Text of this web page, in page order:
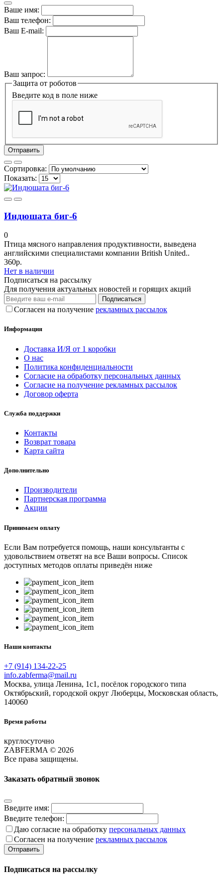
Ваше имя:
Ваш телефон:
Ваш E-mail:
Ваш запрос:
Защита от роботов
Введите код в поле ниже
Отправить
Сортировка:
Показать:
Индюшата биг-6
0
Птица мясного направления продуктивности, выведена
английскими специалистами компании British United..
360р.
Нет в наличии
Подписаться на рассылку
Для получения актуальных новостей и горящих акций
Подписаться
Согласен на получение рекламных рассылок
Информация
Доставка И/Я от 1 коробки
О нас
Политика конфиденциальности
Согласие на обработку персональных данных
Согласие на получение рекламных рассылок
Договор оферта
Служба поддержки
Контакты
Возврат товара
Карта сайта
Дополнительно
Производители
Партнерская программа
Акции
Принимаем оплату
Если Вам потребуется помощь, наши консультанты с
удовольствием ответят на все Ваши вопросы. Список
доступных методов оплаты приведён ниже
Наши контакты
+7 (914) 134-22-25
info.zabferma@mail.ru
Москва, улица Ленина, 1с1, посёлок городского типа
Октябрьский, городской округ Люберцы, Московская область,
140060
Время работы
круглосуточно
ZABFERMA © 2026
Все права защищены.
Заказать обратный звонок
Введите имя:
Введите телефон:
Даю согласие на обработку персональных данных
Согласен на получение рекламных рассылок
Отправить
Подписаться на рассылку